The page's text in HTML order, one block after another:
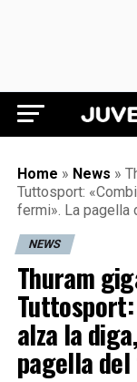
Home » News »
Tuttosport:
fermi». La pagella
NEWS
Thuram
Tuttosport:
alza la
pagella